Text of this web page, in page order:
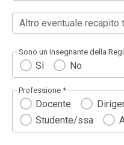
Altro eventuale recapito
Sono un insegnante della
Sì No
Professione *
Docente
Studente/ssa